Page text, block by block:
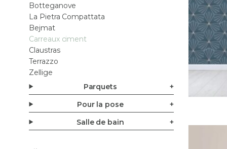
Carrelage intérieur
Carrelage cuisine
Carrelage mur
Carrelage salle de bain
Carrelage sol
Parement
Plan de travail cuisine
Plinthe sur-mesure
Margelle piscine
Parement
Plots
Les Véritables
Bejmat
Carreaux ciment
Claustras
Terrazzo
Botteganove
La Pietra Compattata
Bejmat
Carreaux ciment
Claustras
Terrazzo
Zellige
Parquets
Pour la pose
Salle de bain